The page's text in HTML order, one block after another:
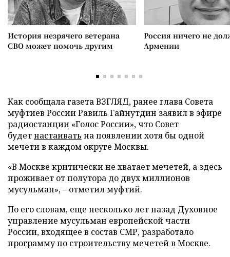
История незрячего ветерана
СВО может помочь другим
Россия ничего не
Армении
Как сообщала газета ВЗГЛЯД, ранее глава Совета
муфтиев России Равиль Гайнутдин заявил в эфире
радиостанции «Голос России», что Совет
будетнастаивать на появлении хотя бы одной
мечети в каждом округе Москвы.
«В Москве критически не хватает мечетей, а здесь
проживает от полутора до двух миллионов
мусульман», – отметил муфтий.
По его словам, еще несколько лет назад Духовное
управление мусульман европейской части
России, входящее в состав СМР, разработало
программу по строительству мечетей в Москве.